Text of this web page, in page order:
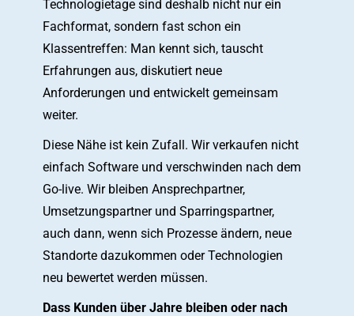
Technologietage sind deshalb nicht nur ein
Fachformat, sondern fast schon ein
Klassentreffen: Man kennt sich, tauscht
Erfahrungen aus, diskutiert neue
Anforderungen und entwickelt gemeinsam
weiter.
Diese Nähe ist kein Zufall. Wir verkaufen nicht
einfach Software und verschwinden nach dem
Go-live. Wir bleiben Ansprechpartner,
Umsetzungspartner und Sparringspartner,
auch dann, wenn sich Prozesse ändern, neue
Standorte dazukommen oder Technologien
neu bewertet werden müssen.
Dass Kunden über Jahre bleiben oder nach